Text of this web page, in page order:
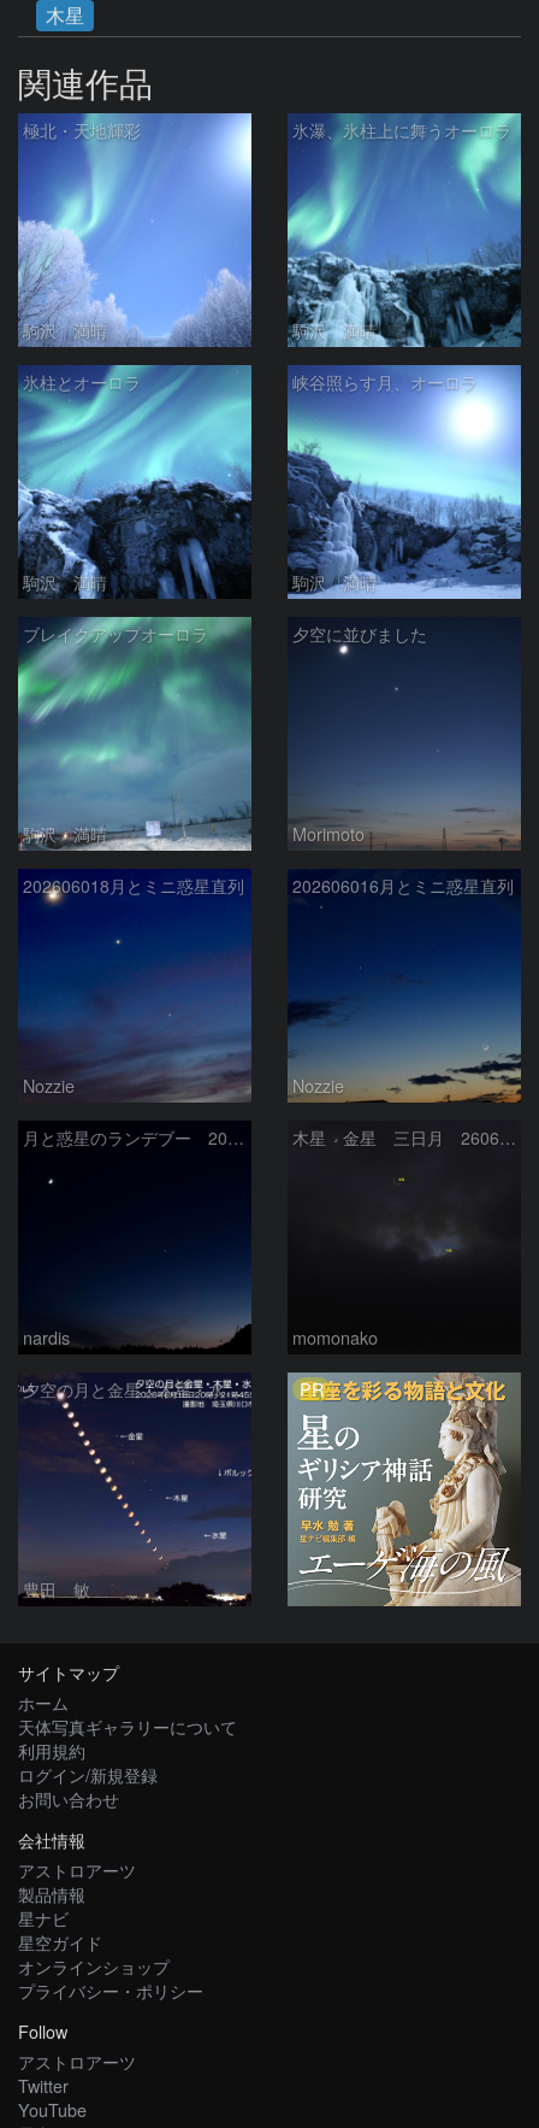
木星
関連作品
極北・天地輝彩
駒沢 満晴
氷瀑、氷柱上に舞うオーロラ
駒沢 満晴
氷柱とオーロラ
駒沢 満晴
峡谷照らす月、オーロラ
駒沢 満晴
ブレイクアップオーロラ
駒沢 満晴
夕空に並びました
Morimoto
202606018月とミニ惑星直列
Nozzie
202606016月とミニ惑星直列
Nozzie
月と惑星のランデブー 2026/06/19
nardis
木星 金星 三日月 260618
momonako
夕空の月と金星・木星・水星の接近 2026/6/18
豊田 敏
PR
サイトマップ
ホーム
天体写真ギャラリーについて
利用規約
ログイン/新規登録
お問い合わせ
会社情報
アストロアーツ
製品情報
星ナビ
星空ガイド
オンラインショップ
プライバシー・ポリシー
Follow
アストロアーツ
Twitter
YouTube